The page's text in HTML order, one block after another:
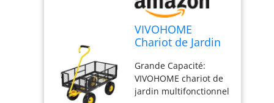
VIVOHOME
Chariot de Jardin
Capacité 400kg
Utilitaire Robuste
Grande Capacité:
VIVOHOME chariot de
jardin multifonctionnel